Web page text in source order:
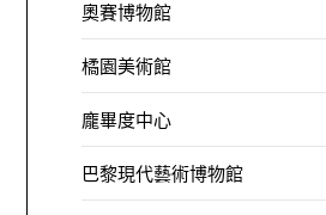
奧賽博物館
橘園美術館
龐畢度中心
巴黎現代藝術博物館